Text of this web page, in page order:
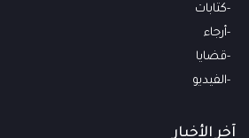
كتابات
أرجاء
قضايا
الفيديو
آخر الأخبار